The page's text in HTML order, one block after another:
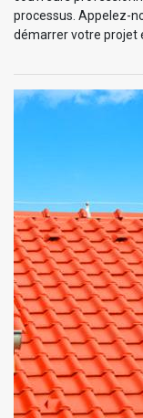
processus. Appelez-
démarrer votre projet